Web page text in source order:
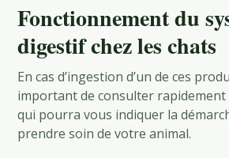
Fonctionnement du
digestif chez les chats
En cas d’ingestion d’un de ces
important de consulter
qui pourra vous indiquer la
prendre soin de votre animal.